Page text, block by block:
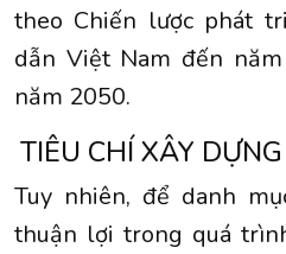
theo Chiến lược phát
dẫn Việt Nam đến
năm 2050.
TIÊU CHÍ XÂY
Tuy nhiên, để danh
thuận lợi trong quá